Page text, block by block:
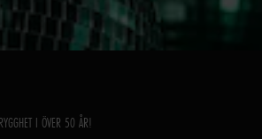
I ÖVER 50 ÅR!